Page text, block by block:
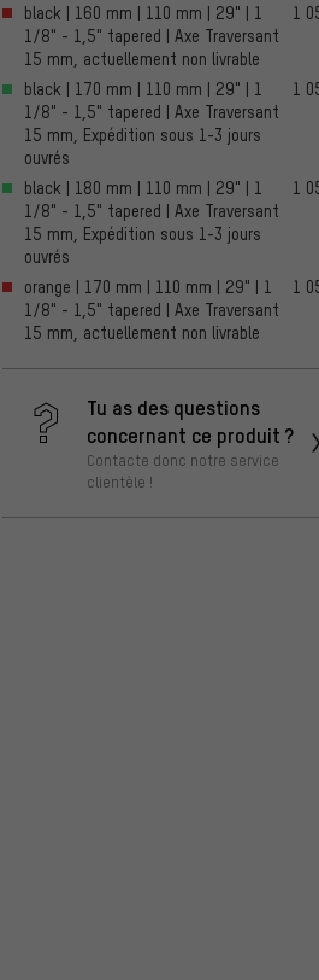
black | 160 mm | 110 mm | 29" | 1
1/8" - 1,5" tapered | Axe Traversant
15 mm, actuellement non livrable
1
black | 170 mm | 110 mm | 29" | 1
1/8" - 1,5" tapered | Axe Traversant
15 mm, Expédition sous 1-3 jours
ouvrés
1
black | 180 mm | 110 mm | 29" | 1
1/8" - 1,5" tapered | Axe Traversant
15 mm, Expédition sous 1-3 jours
ouvrés
1
orange | 170 mm | 110 mm | 29" | 1
1/8" - 1,5" tapered | Axe Traversant
15 mm, actuellement non livrable
1
Tu as des questions
concernant ce produit ?
Contacte donc notre service
clientèle !